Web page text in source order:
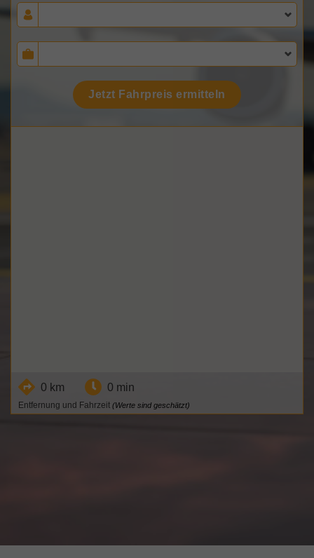
Jetzt Fahrpreis ermitteln
0 km 0 min
Entfernung und Fahrzeit (Werte sind geschätzt)